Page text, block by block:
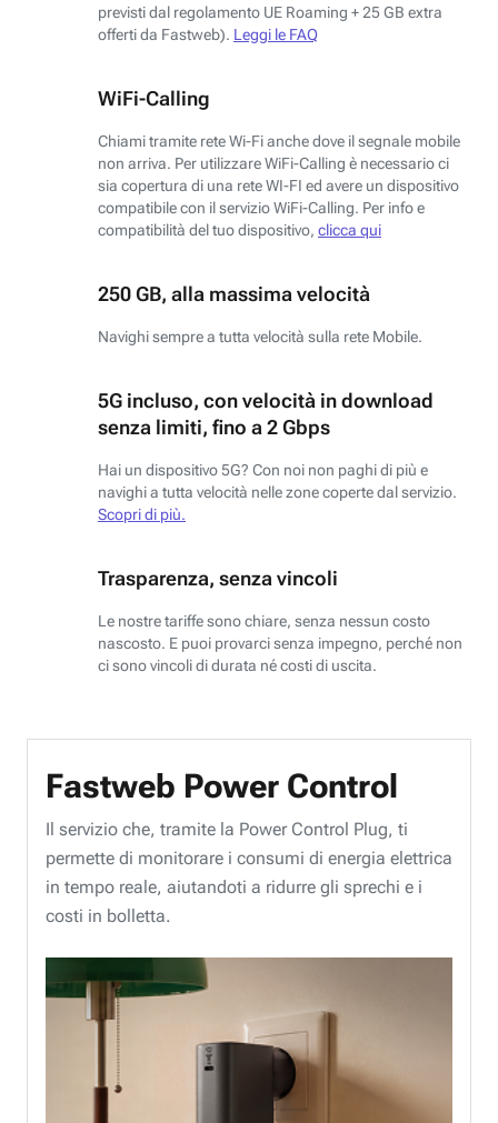
previsti dal regolamento UE Roaming + 25 GB extra
offerti da Fastweb). Leggi le FAQ
WiFi-Calling
Chiami tramite rete Wi-Fi anche dove il segnale mobile
non arriva. Per utilizzare WiFi-Calling è necessario ci
sia copertura di una rete WI-FI ed avere un dispositivo
compatibile con il servizio WiFi-Calling. Per info e
compatibilità del tuo dispositivo, clicca qui
250 GB, alla massima velocità
Navighi sempre a tutta velocità sulla rete Mobile.
5G incluso, con velocità in download
senza limiti, fino a 2 Gbps
Hai un dispositivo 5G? Con noi non paghi di più e
navighi a tutta velocità nelle zone coperte dal servizio.
Scopri di più.
Trasparenza, senza vincoli
Le nostre tariffe sono chiare, senza nessun costo
nascosto. E puoi provarci senza impegno, perché non
ci sono vincoli di durata né costi di uscita.
Fastweb Power Control
Il servizio che, tramite la Power Control Plug, ti
permette di monitorare i consumi di energia elettrica
in tempo reale, aiutandoti a ridurre gli sprechi e i
costi in bolletta.